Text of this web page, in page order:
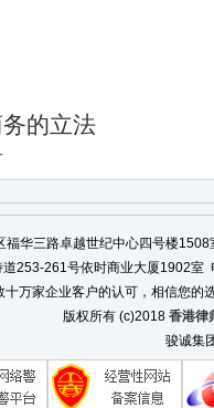
的立法
福华三路卓越世纪中心四号楼
道253-261号依时商业大厦1902
十万家企业客户的认可，相信您
版权所有 (c)2018 香港律
骏诚集